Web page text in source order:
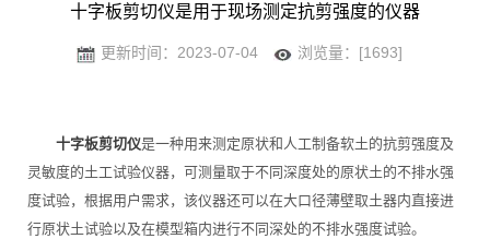
十字板剪切仪是用于现场测定抗剪强度的仪器
更新时间：2023-07-04 浏览量：[1693]
十字板剪切仪是一种用来测定原状和人工制备软土的抗剪强度及
灵敏度的土工试验仪器，可测量取于不同深度处的原状土的不排水强
度试验，根据用户需求，该仪器还可以在大口径薄壁取土器内直接进
行原状土试验以及在模型箱内进行不同深处的不排水强度试验。